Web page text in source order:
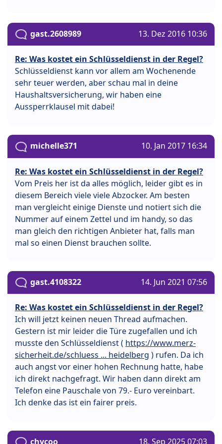
gast.2608989 13. Dez 2016 10:36
Re: Was kostet ein Schlüsseldienst in der Regel?
Schlüsseldienst kann vor allem am Wochenende
sehr teuer werden, aber schau mal in deine
Haushaltsversicherung, wir haben eine
Aussperrklausel mit dabei!
michelle371 10. Jan 2017 16:34
Re: Was kostet ein Schlüsseldienst in der Regel?
Vom Preis her ist da alles möglich, leider gibt es in
diesem Bereich viele viele Abzocker. Am besten
man vergleicht einige Dienste und notiert sich die
Nummer auf einem Zettel und im handy, so das
man gleich den richtigen Anbieter hat, falls man
mal so einen Dienst brauchen sollte.
gast.4108322 14. Jun 2021 07:56
Re: Was kostet ein Schlüsseldienst in der Regel?
Ich will jetzt keinen neuen Thread aufmachen.
Gestern ist mir leider die Türe zugefallen und ich
musste den Schlüsseldienst ( https://www.merz-
sicherheit.de/schluess ... heidelberg ) rufen. Da ich
auch angst vor einer hohen Rechnung hatte, habe
ich direkt nachgefragt. Wir haben dann direkt am
Telefon eine Pauschale von 79.- Euro vereinbart.
Ich denke das ist ein fairer preis.
chycoo 18. Sep 2025 07:03